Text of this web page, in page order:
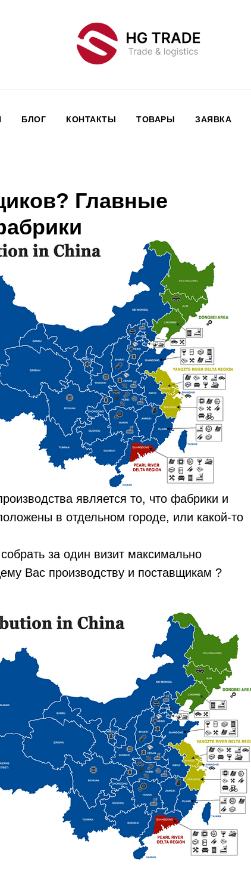
БЛОГ КОНТАКТЫ ТОВАРЫ ЗАЯВКА
Главные
является то, что фабрики и
в отдельном городе, или какой-то
за один визит максимально
Вас производству и поставщикам ?